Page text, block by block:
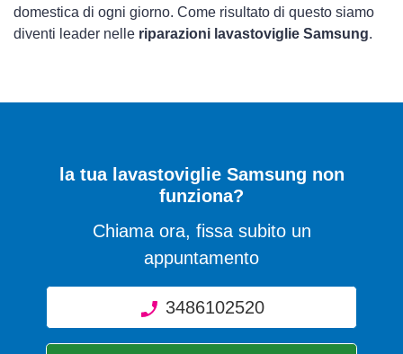
domestica di ogni giorno. Come risultato di questo siamo
diventi leader nelle riparazioni lavastoviglie Samsung.
la tua lavastoviglie Samsung non
funziona?
Chiama ora, fissa subito un
appuntamento
3486102520